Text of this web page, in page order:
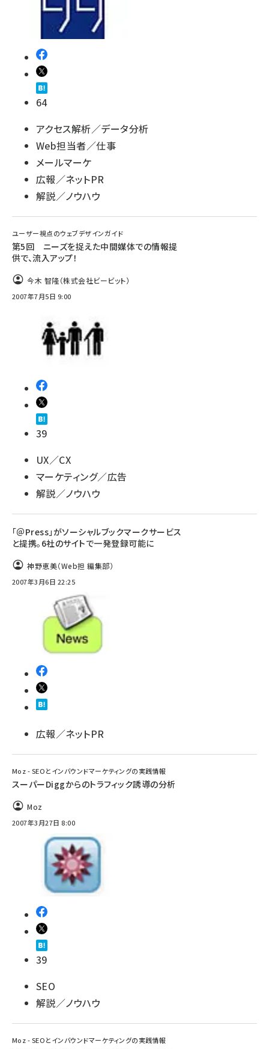
64
アクセス解析／データ分析
Web担当者／仕事
メールマーケ
広報／ネットPR
解説／ノウハウ
ユーザー視点のウェブデザインガイド
第5回 ニーズを捉えた中間媒体での情報提
供で、流入アップ！
今木 智隆（株式会社ビービット）
2007年7月5日 9:00
39
UX／CX
マーケティング／広告
解説／ノウハウ
「＠Press」がソーシャルブックマークサービス
と提携。6社のサイトで一発登録可能に
神野恵美（Web担 編集部）
2007年3月6日 22:25
広報／ネットPR
Moz - SEOとインバウンドマーケティングの実践情報
スーパーDiggからのトラフィック誘導の分析
Moz
2007年3月27日 8:00
39
SEO
解説／ノウハウ
Moz - SEOとインバウンドマーケティングの実践情報